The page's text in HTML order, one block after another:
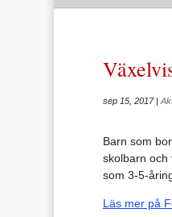
sep 15, 2017|
Barn som
skolbarn och
som 3-5-
Läs mer på